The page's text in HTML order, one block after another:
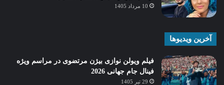
10 مرداد 1405
آخرین ویدیوها
فیلم ویولن نوازی بیژن مرتضوی در مراسم ویژه
فینال جام جهانی 2026
29 تیر 1405